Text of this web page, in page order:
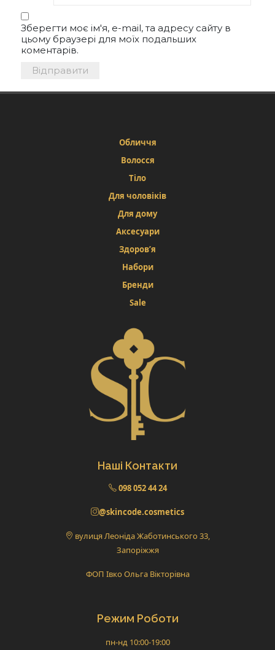
Зберегти моє ім'я, e-mail, та адресу сайту в
цьому браузері для моїх подальших
коментарів.
Обличчя
Волосся
Тіло
Для чоловіків
Для дому
Аксесуари
Здоров’я
Набори
Бренди
Sale
Наші Контакти
098 052 44 24
@skincode.cosmetics
вулиця Леоніда Жаботинського 33,
Запоріжжя
ФОП Івко Ольга Вікторівна
Режим Роботи
пн-нд 10:00-19:00